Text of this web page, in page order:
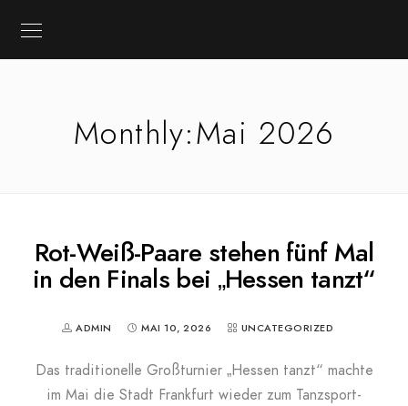
Monthly:Mai 2026
Rot-Weiß-Paare stehen fünf Mal
in den Finals bei „Hessen tanzt“
ADMIN MAI 10, 2026 UNCATEGORIZED
Das traditionelle Großturnier „Hessen tanzt“ machte
im Mai die Stadt Frankfurt wieder zum Tanzsport-